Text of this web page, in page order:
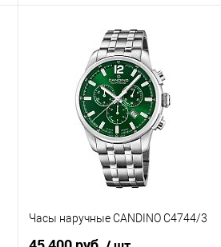
В корзину
Купить в 1 клик
К сравнению
В избранное
В наличии
Часы наручные CANDINO C4744/3